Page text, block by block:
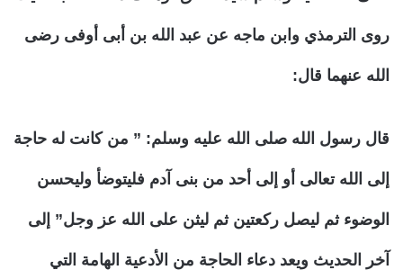
روى الترمذي وابن ماجه عن عبد الله بن أبى أوفى رضى
الله عنهما قال:
قال رسول الله صلى الله عليه وسلم: ” من كانت له حاجة
إلى الله تعالى أو إلى أحد من بنى آدم فليتوضأ وليحسن
الوضوء ثم ليصل ركعتين ثم ليثن على الله عز وجل” إلى
آخر الحديث ويعد دعاء الحاجة من الأدعية الهامة التي